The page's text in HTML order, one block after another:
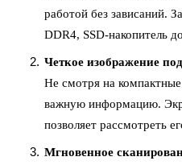
работой без зависаний.
DDR4, SSD-накопитель
Четкое изображение
Не смотря на
важную информацию.
позволяет рассмотреть
Мгновенное